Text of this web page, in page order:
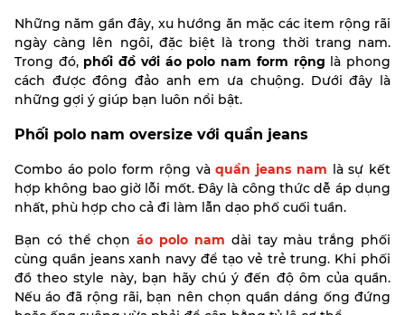
Những năm gần đây, xu hướng ăn mặc các item rộng rãi
ngày càng lên ngôi, đặc biệt là trong thời trang nam.
Trong đó, phối đồ với áo polo nam form rộng là phong
cách được đông đảo anh em ưa chuộng. Dưới đây là
những gợi ý giúp bạn luôn nổi bật.
Phối polo nam oversize với quần jeans
Combo áo polo form rộng vàquần jeans nam là sự kết
hợp không bao giờ lỗi mốt. Đây là công thức dễ áp dụng
nhất, phù hợp cho cả đi làm lẫn dạo phố cuối tuần.
Bạn có thể chọnáo polo nam dài tay màu trắng phối
cùng quần jeans xanh navy để tạo vẻ trẻ trung. Khi phối
đồ theo style này, bạn hãy chú ý đến độ ôm của quần.
Nếu áo đã rộng rãi, bạn nên chọn quần dáng ống đứng